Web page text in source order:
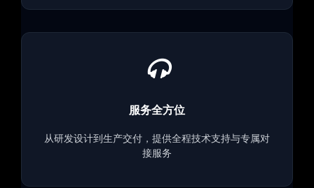
服务全方位
从研发设计到生产交付，提供全程技术支持与专属对
接服务